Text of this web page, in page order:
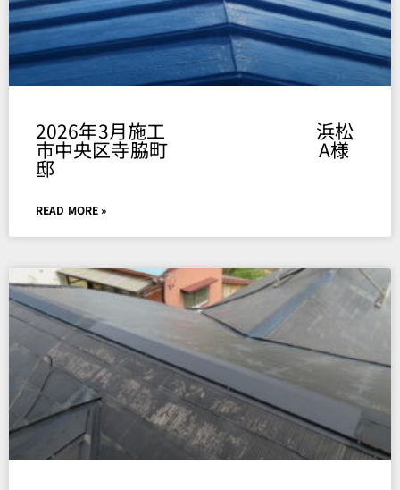
2026年3月施工 浜松
市中央区寺脇町 A様
邸
READ MORE »